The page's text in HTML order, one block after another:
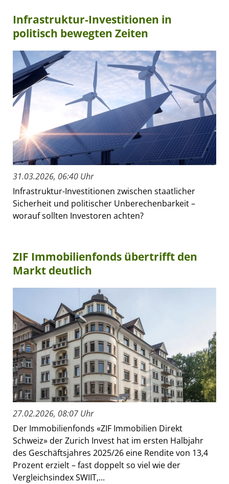
Infrastruktur-Investitionen in
politisch bewegten Zeiten
31.03.2026, 06:40 Uhr
Infrastruktur-Investitionen zwischen staatlicher
Sicherheit und politischer Unberechenbarkeit –
worauf sollten Investoren achten?
ZIF Immobilienfonds übertrifft den
Markt deutlich
27.02.2026, 08:07 Uhr
Der Immobilienfonds «ZIF Immobilien Direkt
Schweiz» der Zurich Invest hat im ersten Halbjahr
des Geschäftsjahres 2025/26 eine Rendite von 13,4
Prozent erzielt – fast doppelt so viel wie der
Vergleichsindex SWIIT,...